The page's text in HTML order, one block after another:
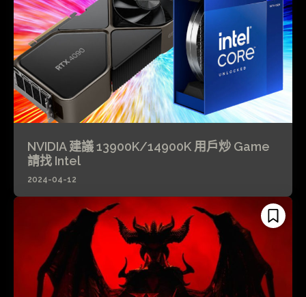
NVIDIA 建議 13900K/14900K 用戶炒 Game
請找 Intel
2024-04-12